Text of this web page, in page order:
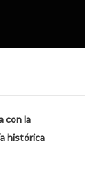
con la
histórica